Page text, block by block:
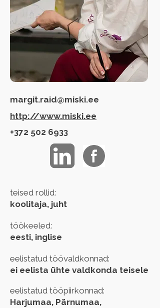
margit.raid@miski.ee
http://www.miski.ee
+372 502 6933
teised rollid:
koolitaja, juht
töökeeled:
eesti, inglise
eelistatud töövaldkonnad:
ei eelista ühte valdkonda teisele
eelistatud tööpiirkonnad:
Harjumaa, Pärnumaa,